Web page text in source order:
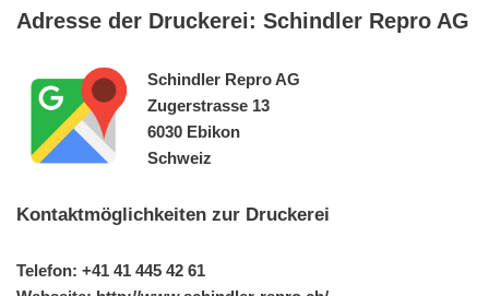
Adresse der Druckerei: Schindler Repro AG
Schindler Repro AG
Zugerstrasse 13
6030 Ebikon
Schweiz
Kontaktmöglichkeiten zur Druckerei
Telefon: +41 41 445 42 61